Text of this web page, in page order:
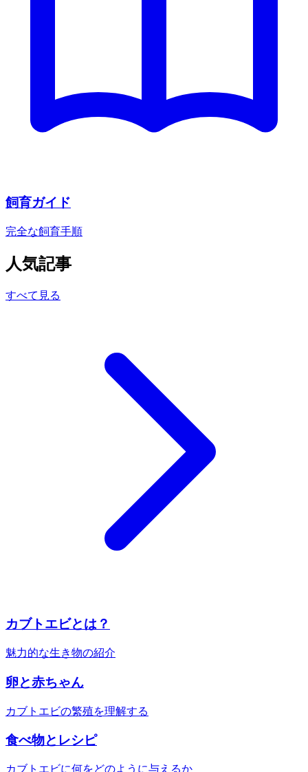
飼育ガイド
完全な飼育手順
人気記事
すべて見る
カブトエビとは？
魅力的な生き物の紹介
卵と赤ちゃん
カブトエビの繁殖を理解する
食べ物とレシピ
カブトエビに何をどのように与えるか